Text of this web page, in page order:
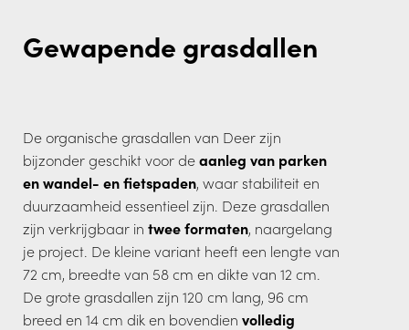
Gewapende grasdallen
De organische grasdallen van Deer zijn
bijzonder geschikt voor deaanleg van parken
en wandel- en fietspaden, waar stabiliteit en
duurzaamheid essentieel zijn. Deze grasdallen
zijn verkrijgbaar in twee formaten, naargelang
je project. De kleine variant heeft een lengte van
72 cm, breedte van 58 cm en dikte van 12 cm.
De grote grasdallen zijn 120 cm lang, 96 cm
breed en 14 cm dik en bovendien volledig